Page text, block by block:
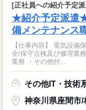
[正社員への紹介予定
★紹介予定派遣
備メンテナンス
【仕事内容】 電気設備
全/保守点検及び修理業
業務 ・その他付...
その他IT・技術
神奈川県座間市/